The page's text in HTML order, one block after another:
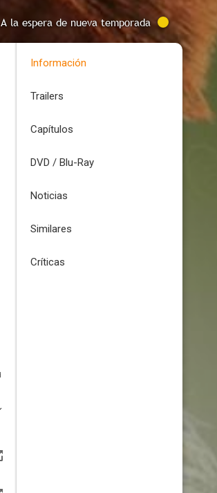
A la espera de nueva temporada
Información
Trailers
Capítulos
DVD / Blu-Ray
Noticias
Similares
Críticas